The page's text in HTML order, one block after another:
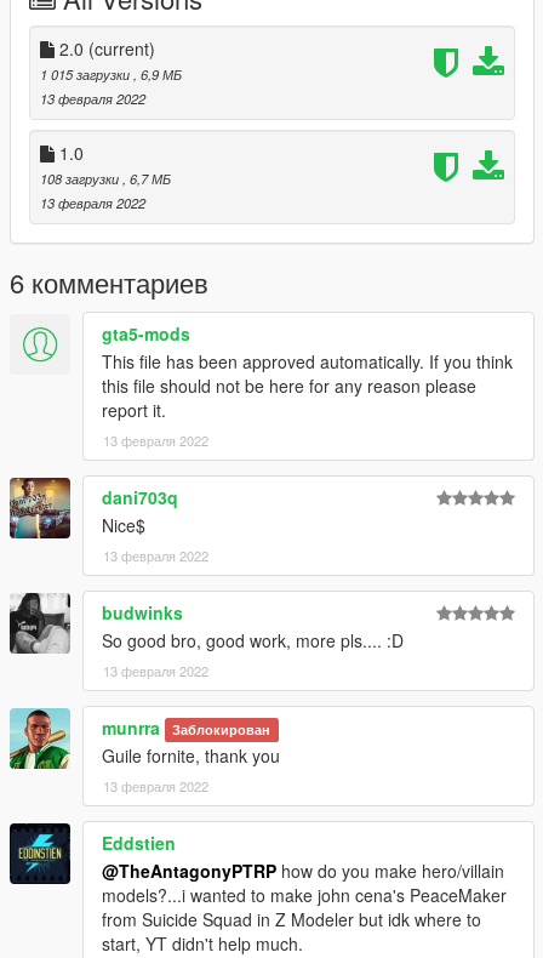
2.0 (current)
1 015 загрузки , 6,9 МБ
13 февраля 2022
1.0
108 загрузки , 6,7 МБ
13 февраля 2022
6 комментариев
gta5-mods
This file has been approved automatically. If you think
this file should not be here for any reason please
report it.
13 февраля 2022
dani703q
Nice$
13 февраля 2022
budwinks
So good bro, good work, more pls.... :D
13 февраля 2022
munrra Заблокирован
Guile fornite, thank you
13 февраля 2022
Eddstien
@TheAntagonyPTRP how do you make hero/villain
models?...i wanted to make john cena's PeaceMaker
from Suicide Squad in Z Modeler but idk where to
start, YT didn't help much.